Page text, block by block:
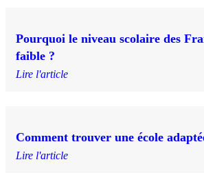
Pourquoi le niveau scolaire des
faible ?
Lire l'article
Comment trouver une école
Lire l'article